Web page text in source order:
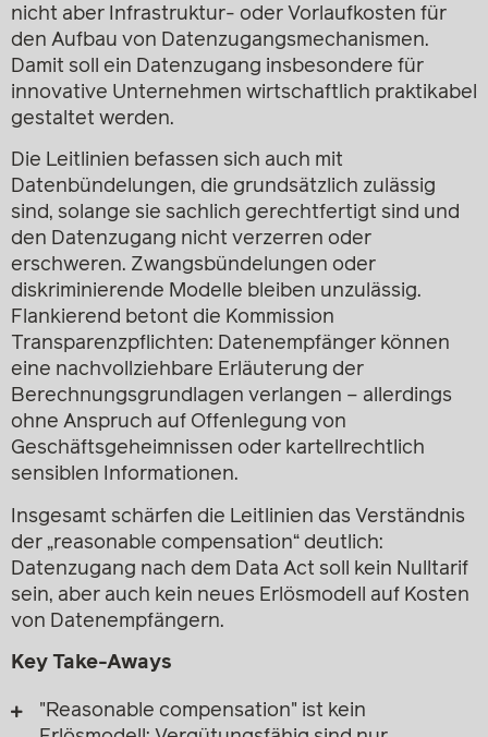
nicht aber Infrastruktur- oder Vorlaufkosten für
den Aufbau von Datenzugangsmechanismen.
Damit soll ein Datenzugang insbesondere für
innovative Unternehmen wirtschaftlich praktikabel
gestaltet werden.
Die Leitlinien befassen sich auch mit
Datenbündelungen, die grundsätzlich zulässig
sind, solange sie sachlich gerechtfertigt sind und
den Datenzugang nicht verzerren oder
erschweren. Zwangsbündelungen oder
diskriminierende Modelle bleiben unzulässig.
Flankierend betont die Kommission
Transparenzpflichten: Datenempfänger können
eine nachvollziehbare Erläuterung der
Berechnungsgrundlagen verlangen – allerdings
ohne Anspruch auf Offenlegung von
Geschäftsgeheimnissen oder kartellrechtlich
sensiblen Informationen.
Insgesamt schärfen die Leitlinien das Verständnis
der „reasonable compensation“ deutlich:
Datenzugang nach dem Data Act soll kein Nulltarif
sein, aber auch kein neues Erlösmodell auf Kosten
von Datenempfängern.
Key Take-Aways
"Reasonable compensation" ist kein